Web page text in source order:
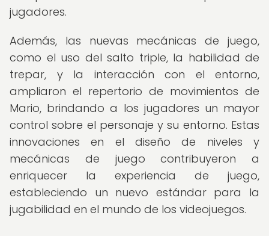
jugadores.
Además, las nuevas mecánicas de juego,
como el uso del salto triple, la habilidad de
trepar, y la interacción con el entorno,
ampliaron el repertorio de movimientos de
Mario, brindando a los jugadores un mayor
control sobre el personaje y su entorno. Estas
innovaciones en el diseño de niveles y
mecánicas de juego contribuyeron a
enriquecer la experiencia de juego,
estableciendo un nuevo estándar para la
jugabilidad en el mundo de los videojuegos.